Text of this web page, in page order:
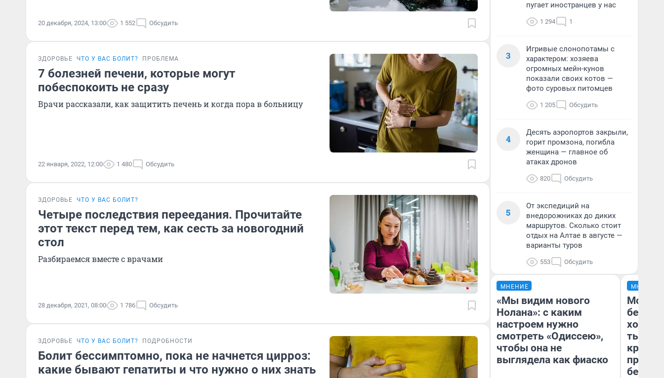
20 декабря, 2024, 13:00 1 552 Обсудить
ЗДОРОВЬЕ ЧТО У ВАС БОЛИТ? ПРОБЛЕМА
7 болезней печени, которые могут
побеспокоить не сразу
Врачи рассказали, как защитить печень и когда пора в больницу
22 января, 2022, 12:00 1 480 Обсудить
ЗДОРОВЬЕ ЧТО У ВАС БОЛИТ?
Четыре последствия переедания. Прочитайте
этот текст перед тем, как сесть за новогодний
стол
Разбираемся вместе с врачами
28 декабря, 2021, 08:00 1 786 Обсудить
ЗДОРОВЬЕ ЧТО У ВАС БОЛИТ? ПОДРОБНОСТИ
Болит бессимптомно, пока не начнется цирроз:
какие бывают гепатиты и что нужно о них знать
пугает иностранцев у нас
1 294 1
3
Игривые слонопотамы с
характером: хозяева
огромных мейн-кунов
показали своих котов —
фото суровых питомцев
1 205 Обсудить
4
Десять аэропортов закрыли,
горит промзона, погибла
женщина — главное об
атаках дронов
820 Обсудить
5
От экспедиций на
внедорожниках до диких
маршрутов. Сколько стоит
отдых на Алтае в августе —
варианты туров
553 Обсудить
МНЕНИЕ
«Мы видим нового
Нолана»: с каким
настроем нужно
смотреть «Одиссею»,
чтобы она не
выглядела как фиаско
МНЕНИЕ
Мой
хотела
тысяч,